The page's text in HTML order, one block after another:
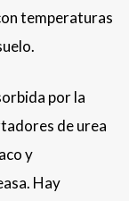
temperaturas
por la
de urea
y
Hay